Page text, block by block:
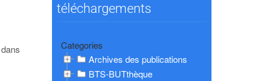
téléchargements
Categories
Archives des publications
BTS-BUTthèque